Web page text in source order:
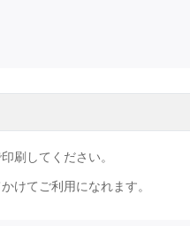
刷してください。
けてご利用になれます。